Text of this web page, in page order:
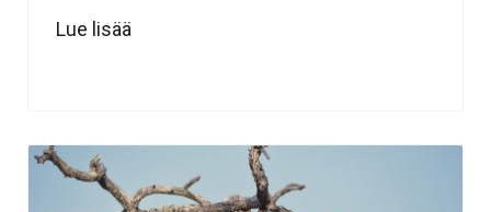
Lue lisää